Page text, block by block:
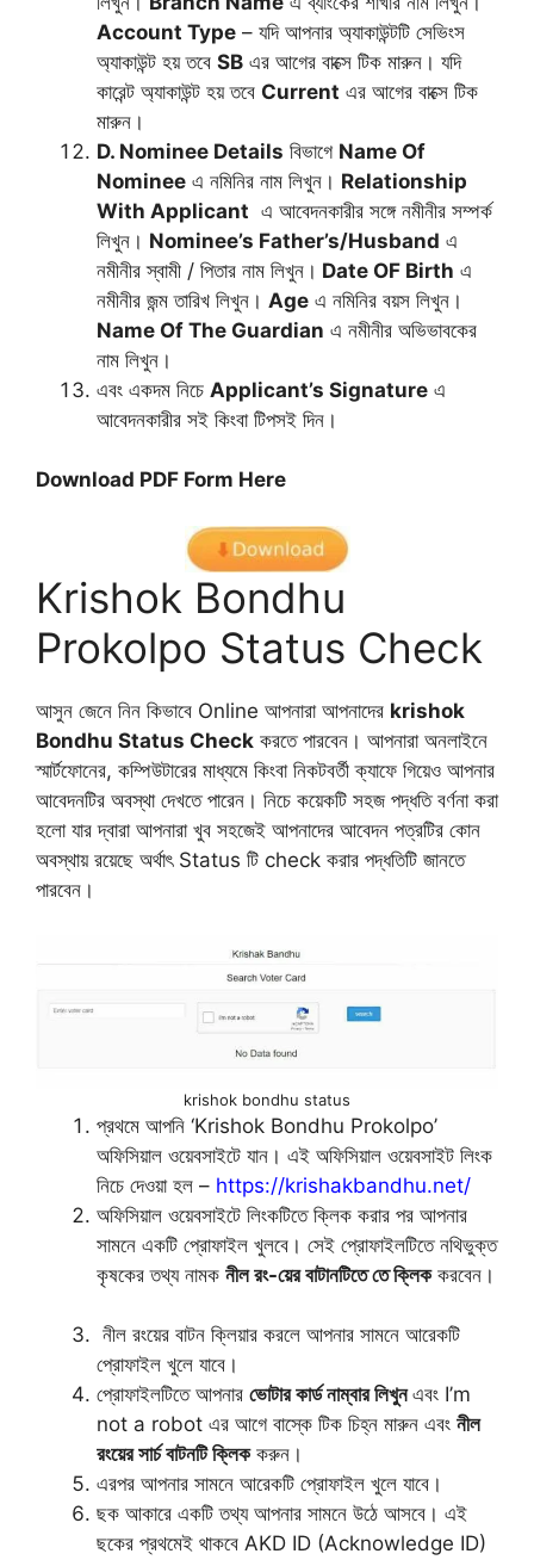
Account Type – যদি আপনার অ্যাকাউন্টটি সেভিংস
অ্যাকাউন্ট হয় তবে SB এর আগের বাক্সে টিক মারুন। যদি
কারেন্ট অ্যাকাউন্ট হয় তবে Current এর আগের বাক্সে টিক
মারুন।
D. Nominee Details বিভাগে Name Of
Nominee এ নমিনির নাম লিখুন। Relationship
With Applicant এ আবেদনকারীর সঙ্গে নমীনীর সম্পর্ক
লিখুন। Nominee’s Father’s/Husband এ
নমীনীর স্বামী / পিতার নাম লিখুন। Date OF Birth এ
নমীনীর জন্ম তারিখ লিখুন। Age এ নমিনির বয়স লিখুন।
Name Of The Guardian এ নমীনীর অভিভাবকের
নাম লিখুন।
এবং একদম নিচে Applicant’s Signature এ
আবেদনকারীর সই কিংবা টিপসই দিন।
Download PDF Form Here
Krishok Bondhu
Prokolpo Status Check
আসুন জেনে নিন কিভাবে Online আপনারা আপনাদের krishok
Bondhu Status Check করতে পারবেন। আপনারা অনলাইনে
স্মার্টফোনের, কম্পিউটারের মাধ্যমে কিংবা নিকটবর্তী ক্যাফে গিয়েও আপনার
আবেদনটির অবস্থা দেখতে পারেন। নিচে কয়েকটি সহজ পদ্ধতি বর্ণনা করা
হলো যার দ্বারা আপনারা খুব সহজেই আপনাদের আবেদন পত্রটির কোন
অবস্থায় রয়েছে অর্থাৎ Status টি check করার পদ্ধতিটি জানতে
পারবেন।
krishok bondhu status
প্রথমে আপনি ‘Krishok Bondhu Prokolpo’
অফিসিয়াল ওয়েবসাইটে যান। এই অফিসিয়াল ওয়েবসাইট লিংক
নিচে দেওয়া হল – https://krishakbandhu.net/
অফিসিয়াল ওয়েবসাইটে লিংকটিতে ক্লিক করার পর আপনার
সামনে একটি প্রোফাইল খুলবে। সেই প্রোফাইলটিতে নথিভুক্ত
কৃষকের তথ্য নামক নীল রং-য়ের বাটানটিতে তে ক্লিককরবেন।
নীল রংয়ের বাটন ক্লিয়ার করলে আপনার সামনে আরেকটি
প্রোফাইল খুলে যাবে।
প্রোফাইলটিতে আপনার ভোটার কার্ড নাম্বার লিখুনএবং I’m
not a robot এর আগে বাস্কে টিক চিহ্ন মারুন এবং নীল
রংয়ের সার্চ বাটনটি ক্লিককরুন।
এরপর আপনার সামনে আরেকটি প্রোফাইল খুলে যাবে।
ছক আকারে একটি তথ্য আপনার সামনে উঠে আসবে। এই
ছকের প্রথমেই থাকবে AKD ID (Acknowledge ID)